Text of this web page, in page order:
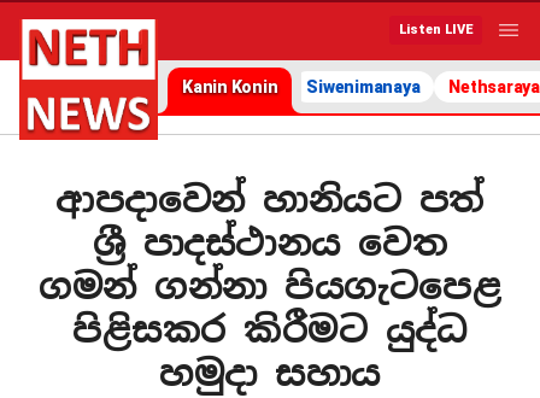
Listen LIVE
Kanin Konin Siwenimanaya Nethsaraya
ආපදාවෙන් හානියට පත්
ශ්‍රී පාදස්ථානය වෙත
ගමන් ගන්නා පියගැටපෙළ
පිළිසකර කිරීමට යුද්ධ
හමුදා සහාය